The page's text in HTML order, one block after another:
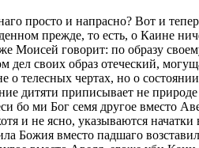
просто и напрасно? Вот и
прежде, то есть, о Каине
Моисей говорит: по образу
своих образ отеческий,
телесных чертах, но о
дитяти приписывает не
ми Бог семя другое вместо
и не ясно, указываются
Божия вместо падшаго